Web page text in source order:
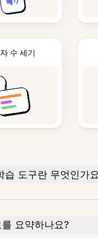
수 세기
도구란 무엇인가
요약하나요?